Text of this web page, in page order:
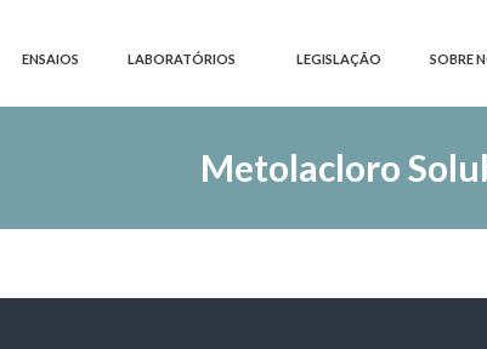
ENSAIOS LABORATÓRIOS LEGISLAÇÃO SOBRE
Metolacloro